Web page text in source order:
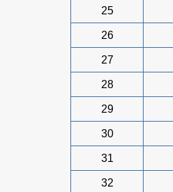
25
26
27
28
29
30
31
32